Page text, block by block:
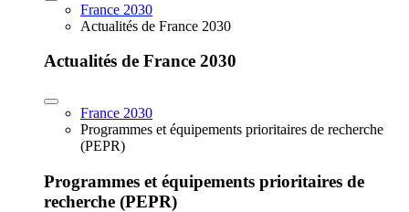
France 2030
Actualités de France 2030
Actualités de France 2030
France 2030
Programmes et équipements prioritaires de recherche
(PEPR)
Programmes et équipements prioritaires de
recherche (PEPR)